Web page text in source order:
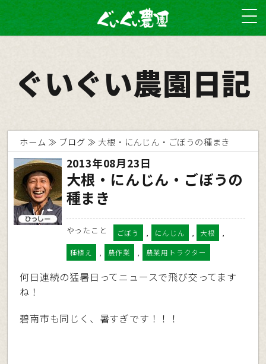
ぐいぐい農園日記
ホーム ブログ 大根・にんじん・ごぼうの種まき
2013年08月23日
大根・にんじん・ごぼうの
種まき
やったこと ごぼう , にんじん , 大根 ,
種植え , 農作業 , 農業用トラクター
何日連続の猛暑日ってニュースで飛び交ってます
ね！
碧南市も同じく、暑すぎです！！！